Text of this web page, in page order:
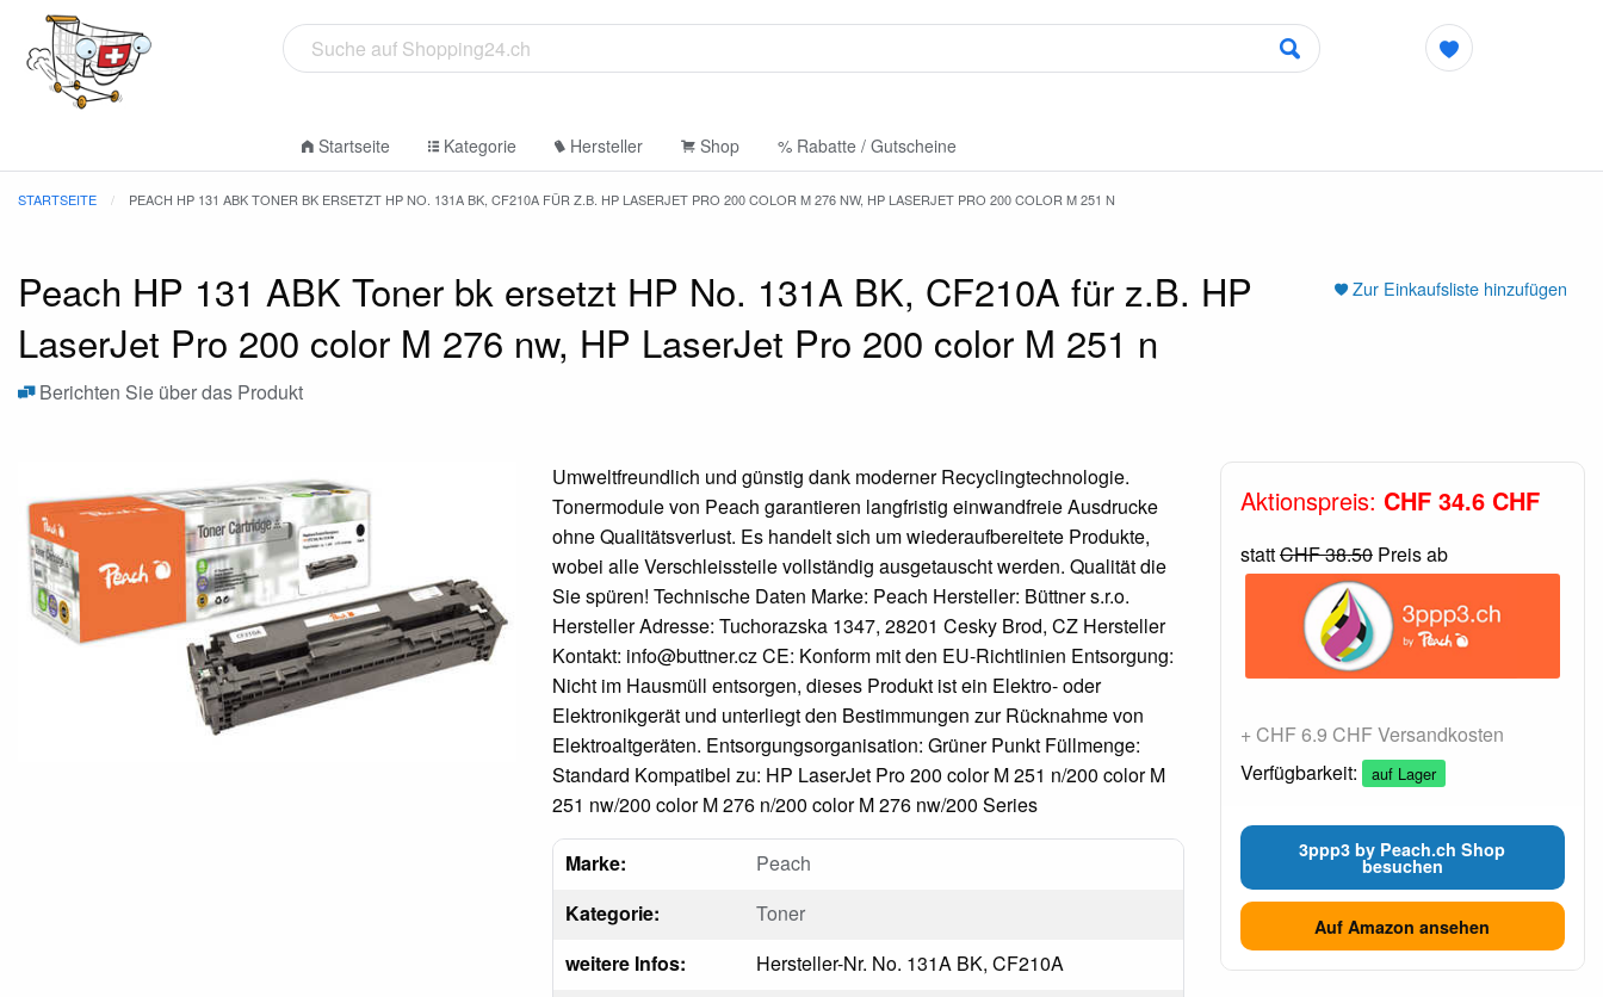
Startseite Kategorie Hersteller Shop % Rabatte / Gutscheine
STARTSEITE PEACH HP 131 ABK TONER BK ERSETZT HP NO. 131A BK, CF210A FÜR Z.B. HP LASERJET PRO 200 COLOR M 276 NW, HP LASERJET PRO 200 COLOR M 251 N
Zur Einkaufsliste hinzufügen
Peach HP 131 ABK Toner bk ersetzt HP No. 131A BK, CF210A für z.B. HP
LaserJet Pro 200 color M 276 nw, HP LaserJet Pro 200 color M 251 n
Berichten Sie über das Produkt
Umweltfreundlich und günstig dank moderner Recyclingtechnologie.
Tonermodule von Peach garantieren langfristig einwandfreie Ausdrucke
ohne Qualitätsverlust. Es handelt sich um wiederaufbereitete Produkte,
wobei alle Verschleissteile vollständig ausgetauscht werden. Qualität die
Sie spüren! Technische Daten Marke: Peach Hersteller: Büttner s.r.o.
Hersteller Adresse: Tuchorazska 1347, 28201 Cesky Brod, CZ Hersteller
Kontakt: info@buttner.cz CE: Konform mit den EU-Richtlinien Entsorgung:
Nicht im Hausmüll entsorgen, dieses Produkt ist ein Elektro- oder
Elektronikgerät und unterliegt den Bestimmungen zur Rücknahme von
Elektroaltgeräten. Entsorgungsorganisation: Grüner Punkt Füllmenge:
Standard Kompatibel zu: HP LaserJet Pro 200 color M 251 n/200 color M
251 nw/200 color M 276 n/200 color M 276 nw/200 Series
Marke:
Peach
Kategorie:
Toner
weitere Infos:
Hersteller-Nr. No. 131A BK, CF210A
Aktionspreis: CHF 34.6 CHF
stattCHF 38.50Preis ab
+ CHF 6.9 CHF Versandkosten
Verfügbarkeit:
auf Lager
3ppp3 by Peach.ch Shop
besuchen
Auf Amazon ansehen